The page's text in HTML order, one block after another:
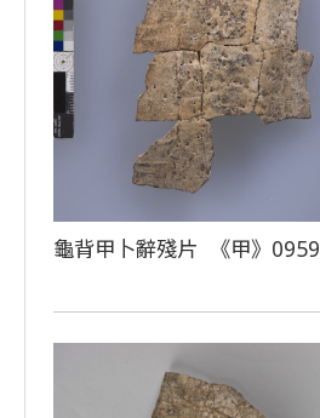
龜背甲卜辭殘片 《甲》0959